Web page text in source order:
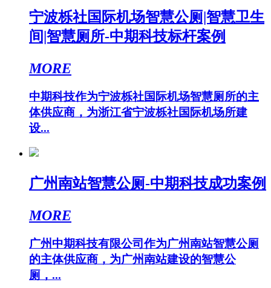
宁波栎社国际机场智慧公厕|智慧卫生
间|智慧厕所-中期科技标杆案例
MORE
中期科技作为宁波栎社国际机场智慧厕所的主
体供应商，为浙江省宁波栎社国际机场所建
设...
广州南站智慧公厕-中期科技成功案例
MORE
广州中期科技有限公司作为广州南站智慧公厕
的主体供应商，为广州南站建设的智慧公
厕，...